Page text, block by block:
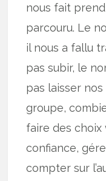
nous fait
parcouru. Le
il nous a fallu
pas subir, le
pas laisser
groupe,
faire des choix
confiance,
compter sur